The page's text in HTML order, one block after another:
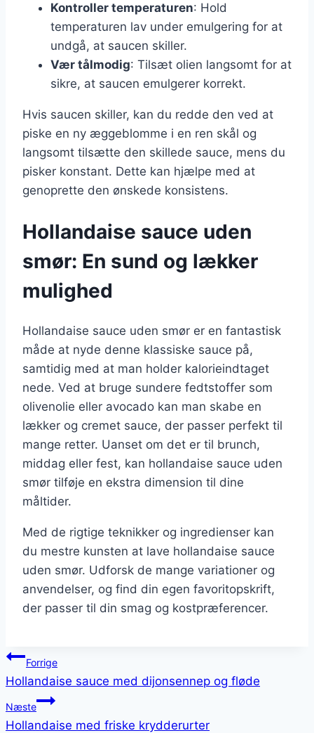
Kontroller temperaturen: Hold
temperaturen lav under emulgering for at
undgå, at saucen skiller.
Vær tålmodig: Tilsæt olien langsomt for at
sikre, at saucen emulgerer korrekt.
Hvis saucen skiller, kan du redde den ved at
piske en ny æggeblomme i en ren skål og
langsomt tilsætte den skillede sauce, mens du
pisker konstant. Dette kan hjælpe med at
genoprette den ønskede konsistens.
Hollandaise sauce uden
smør: En sund og lækker
mulighed
Hollandaise sauce uden smør er en fantastisk
måde at nyde denne klassiske sauce på,
samtidig med at man holder kalorieindtaget
nede. Ved at bruge sundere fedtstoffer som
olivenolie eller avocado kan man skabe en
lækker og cremet sauce, der passer perfekt til
mange retter. Uanset om det er til brunch,
middag eller fest, kan hollandaise sauce uden
smør tilføje en ekstra dimension til dine
måltider.
Med de rigtige teknikker og ingredienser kan
du mestre kunsten at lave hollandaise sauce
uden smør. Udforsk de mange variationer og
anvendelser, og find din egen favoritopskrift,
der passer til din smag og kostpræferencer.
Indlægsnavigation
Forrige
Hollandaise sauce med dijonsennep og fløde
Næste
Hollandaise med friske krydderurter